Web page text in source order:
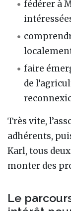
fédérer à
faire
de
Très vite,
adhérents,
Karl, tous
monter des
Le